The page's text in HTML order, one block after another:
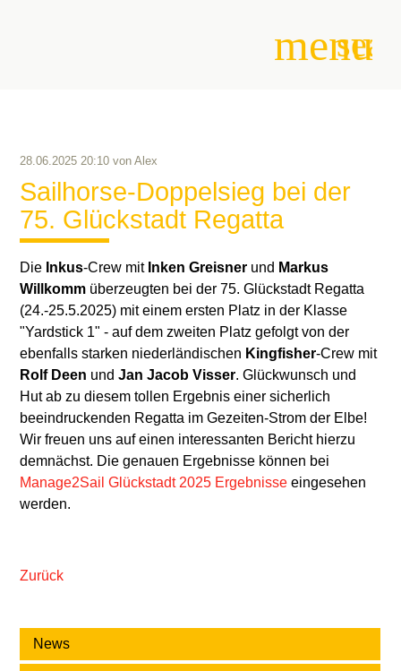
menu
28.06.2025 20:10 vonAlex
Sailhorse-Doppelsieg bei der
75. Glückstadt Regatta
Die Inkus-Crew mit Inken Greisner und Markus
Willkomm überzeugten bei der 75. Glückstadt Regatta
(24.-25.5.2025) mit einem ersten Platz in der Klasse
"Yardstick 1" - auf dem zweiten Platz gefolgt von der
ebenfalls starken niederländischen Kingfisher-Crew mit
Rolf Deen undJan Jacob Visser. Glückwunsch und
Hut ab zu diesem tollen Ergebnis einer sicherlich
beeindruckenden Regatta im Gezeiten-Strom der Elbe!
Wir freuen uns auf einen interessanten Bericht hierzu
demnächst. Die genauen Ergebnisse können bei
Manage2Sail Glückstadt 2025 Ergebnisse eingesehen
werden.
Zurück
News